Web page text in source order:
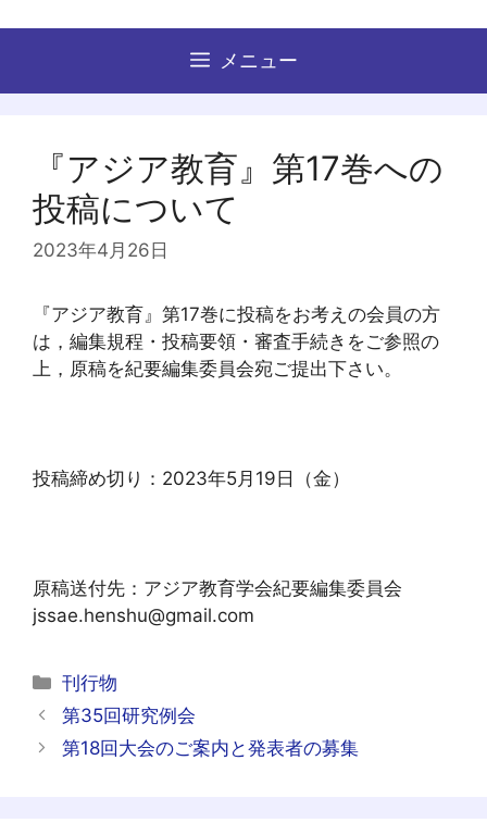
ン
メニュー
『アジア教育』第17巻への
投稿について
2023年4月26日
『アジア教育』第17巻に投稿をお考えの会員の方
は，編集規程・投稿要領・審査手続きをご参照の
上，原稿を紀要編集委員会宛ご提出下さい。
投稿締め切り：2023年5月19日（金）
原稿送付先：アジア教育学会紀要編集委員会
jssae.henshu@gmail.com
カ
テ
リ
刊行物
投
稿
第35回研究例会
第18回大会のご案内と発表者の募集